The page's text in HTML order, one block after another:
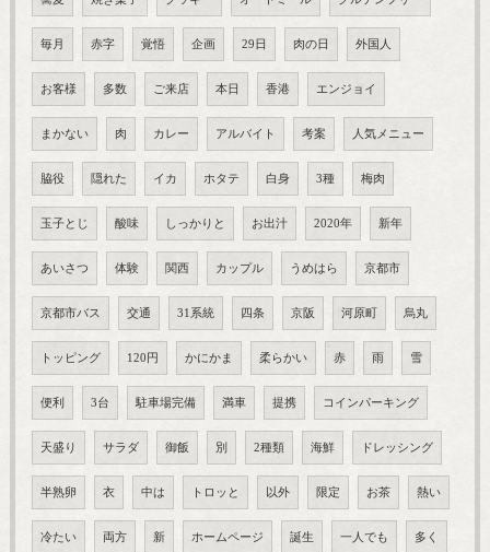
毎月 赤字 覚悟 企画 29日 肉の日 外国人
お客様 多数 ご来店 本日 香港 エンジョイ
まかない 肉 カレー アルバイト 考案 人気メニュー
脇役 隠れた イカ ホタテ 白身 3種 梅肉
玉子とじ 酸味 しっかりと お出汁 2020年 新年
あいさつ 体験 関西 カップル うめはら 京都市
京都市バス 交通 31系統 四条 京阪 河原町 烏丸
トッピング 120円 かにかま 柔らかい 赤 雨 雪
便利 3台 駐車場完備 満車 提携 コインパーキング
天盛り サラダ 御飯 別 2種類 海鮮 ドレッシング
半熟卵 衣 中は トロッと 以外 限定 お茶 熱い
冷たい 両方 新 ホームページ 誕生 一人でも 多く